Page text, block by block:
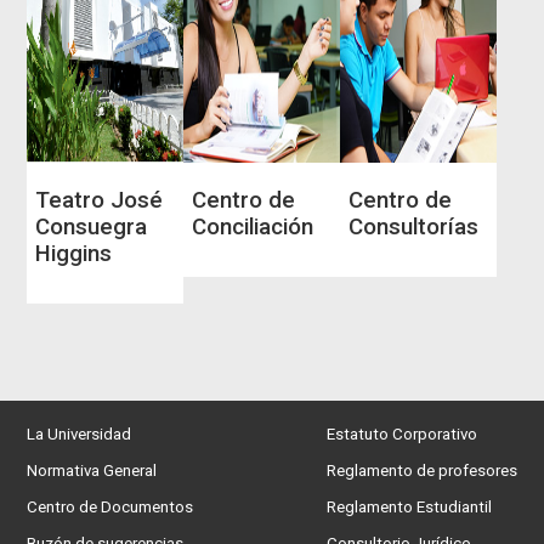
Teatro José
Consuegra
Higgins
Centro de
Conciliación
Centro de
Consultorías
La Universidad
Normativa General
Centro de Documentos
Estatuto Corporativo
Reglamento de profesores
Reglamento Estudiantil